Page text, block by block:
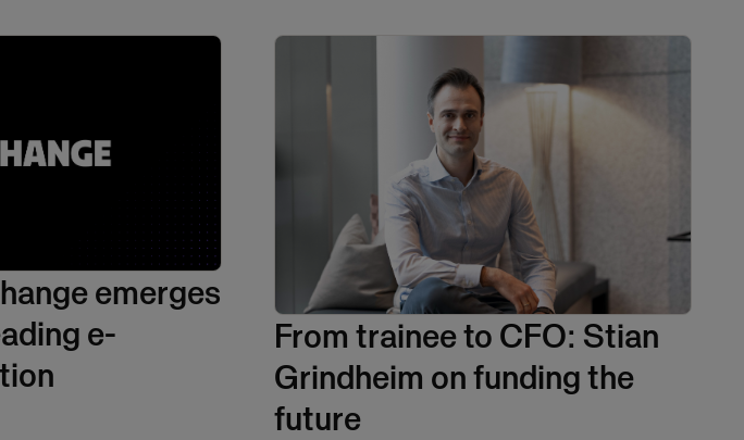
emerges
e-
From trainee to CFO: Stian
Grindheim on funding the
future